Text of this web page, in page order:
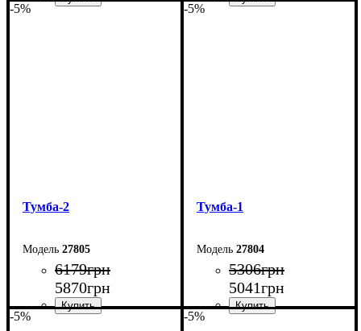
-5%
Тумба-2
27805
6179грн
5870грн
-5%
Тумба-1
27804
5306грн
5041грн
-5% -5%